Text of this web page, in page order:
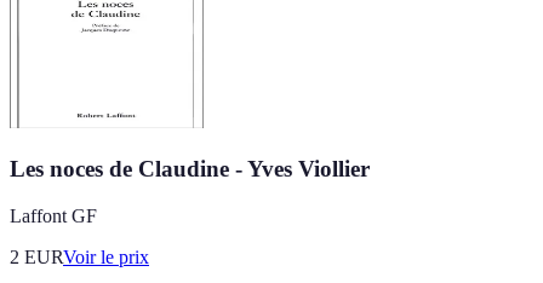
Les noces de Claudine - Yves Viollier
Laffont GF
2 EURVoir le prix